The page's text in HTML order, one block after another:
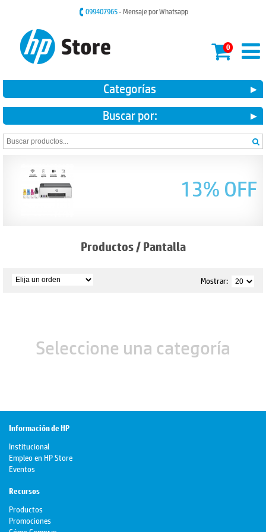
099407965- Mensaje por Whatsapp
0
Categorías
Buscar por:
13% OFF
Productos/Pantalla
Mostrar:
Seleccione una categoría
Información de HP
Institucional
Empleo en HP Store
Eventos
Recursos
Productos
Promociones